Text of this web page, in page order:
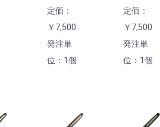
定価：
￥7,500
発注単
位：1個
定価：
￥7,500
発注単
位：1個